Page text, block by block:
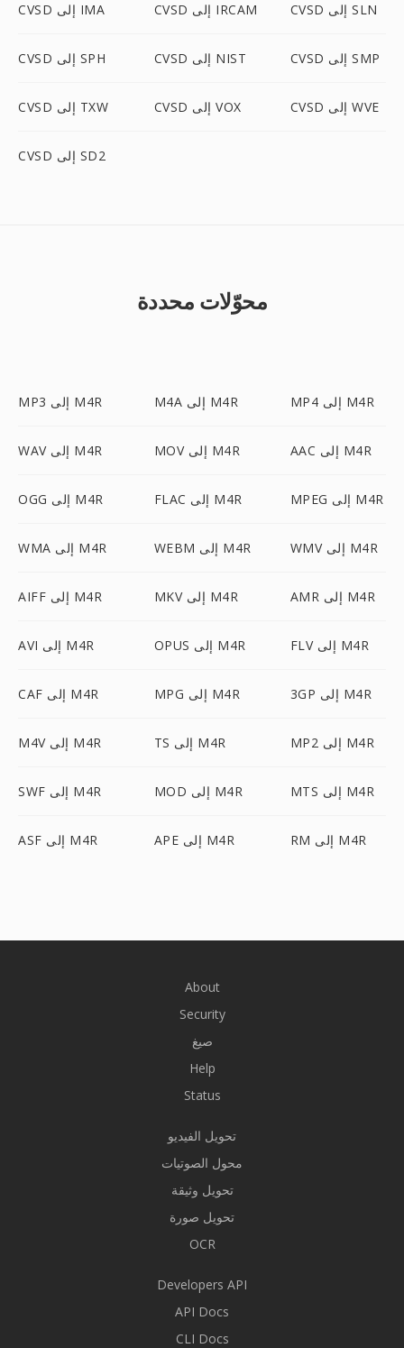
CVSD إلى IMA CVSD إلى IRCAM CVSD إلى SLN
CVSD إلى SPH CVSD إلى NIST CVSD إلى SMP
CVSD إلى TXW CVSD إلى VOX CVSD إلى WVE
CVSD إلى SD2
محوّلات محددة
MP3 إلى M4R M4A إلى M4R MP4 إلى M4R
WAV إلى M4R MOV إلى M4R AAC إلى M4R
OGG إلى M4R FLAC إلى M4R MPEG إلى M4R
WMA إلى M4R WEBM إلى M4R WMV إلى M4R
AIFF إلى M4R MKV إلى M4R AMR إلى M4R
AVI إلى M4R OPUS إلى M4R FLV إلى M4R
CAF إلى M4R MPG إلى M4R 3GP إلى M4R
M4V إلى M4R TS إلى M4R MP2 إلى M4R
SWF إلى M4R MOD إلى M4R MTS إلى M4R
ASF إلى M4R APE إلى M4R RM إلى M4R
About
Security
صيغ
Help
Status
تحويل الفيديو
محول الصوتيات
تحويل وثيقة
تحويل صورة
OCR
Developers API
API Docs
CLI Docs